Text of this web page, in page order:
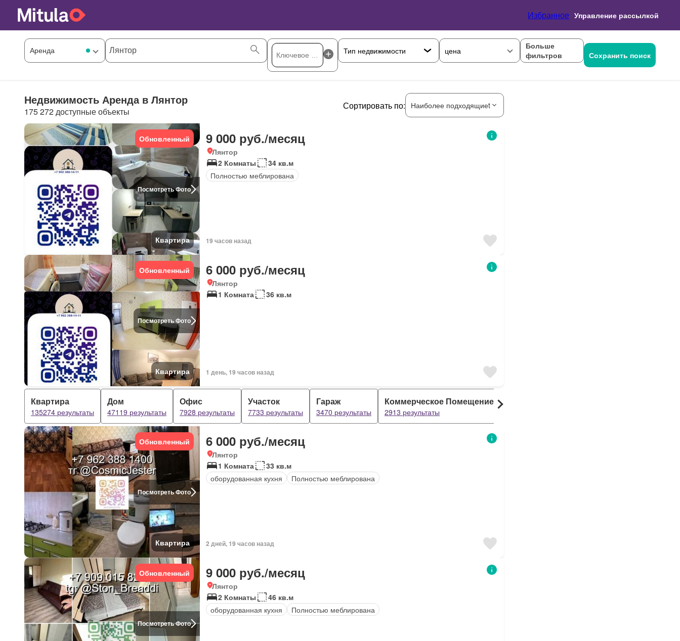
Избранное Управление рассылкой
цена
Больше
фильтров
Сохранить поиск
Недвижимость Аренда в Лянтор
175 272 доступные объекты
Сортировать по: Наиболее подходящиеt
Посмотреть Фото
Обновленный
Квартира
9 000 руб./месяц
Лянтор
2 Комнаты
34 кв.м
Полностью меблирована
19 часов назад
Посмотреть Фото
Обновленный
Квартира
6 000 руб./месяц
Лянтор
1 Комната
36 кв.м
1 день, 19 часов назад
Квартира
135274 результаты
Дом
47119 результаты
Офис
7928 результаты
Участок
7733 результаты
Гараж
3470 результаты
Коммерческое Помещение
2913 результаты
Посмотреть Фото
Обновленный
Квартира
6 000 руб./месяц
Лянтор
1 Комната
33 кв.м
оборудованная кухня
Полностью меблирована
2 дней, 19 часов назад
Посмотреть Фото
Обновленный 9 000 руб./месяц
Лянтор
2 Комнаты
46 кв.м
оборудованная кухня
Полностью меблирована